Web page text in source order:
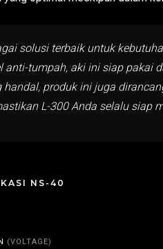
solusi terbaik untuk
anti-tumpah, aki ini siap pakai
handal, produk ini juga
L-300 Anda selalu siap
NS-40
(VOLTAGE)